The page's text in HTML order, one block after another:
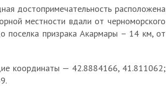
достопримечательность расположена
местности вдали от черноморского
поселка призрака Акармары – 14 км, от
координаты — 42.8884166, 41.811062;